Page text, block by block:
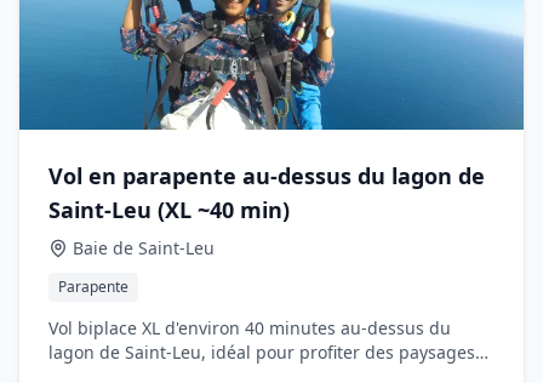
Vol en parapente au‑dessus du lagon de
Saint‑Leu (XL ~40 min)
Baie de Saint‑Leu
Parapente
Vol biplace XL d'environ 40 minutes au‑dessus du
lagon de Saint‑Leu, idéal pour profiter des paysages